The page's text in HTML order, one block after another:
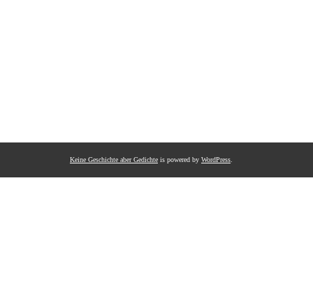
Keine Geschichte aber Gedichte is powered by WordPress